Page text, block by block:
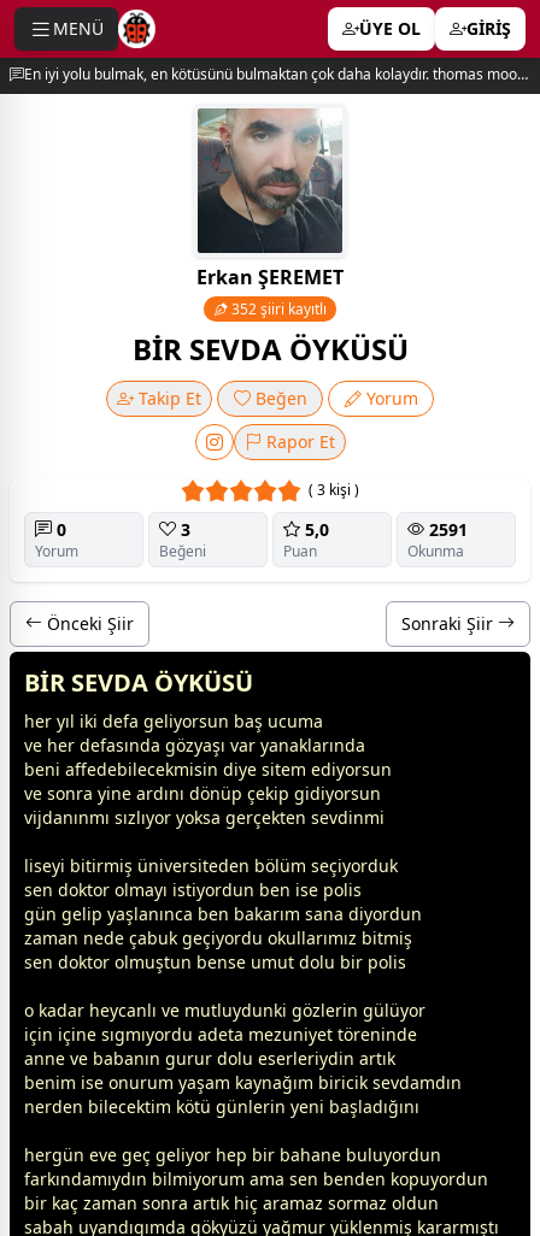
MENÜ ÜYE OL GİRİŞ
En iyi yolu bulmak, en kötüsünü bulmaktan çok daha kolaydır. thomas moore
Erkan ŞEREMET
352 şiiri kayıtlı
BİR SEVDA ÖYKÜSÜ
Takip Et Beğen
Yorum
Rapor Et
( 3 kişi )
0
Yorum
3
Beğeni
5,0
Puan
2591
Okunma
Önceki Şiir Sonraki Şiir
BİR SEVDA ÖYKÜSÜ
her yıl iki defa geliyorsun baş ucuma
ve her defasında gözyaşı var yanaklarında
beni affedebilecekmisin diye sitem ediyorsun
ve sonra yine ardını dönüp çekip gidiyorsun
vijdanınmı sızlıyor yoksa gerçekten sevdinmi
liseyi bitirmiş üniversiteden bölüm seçiyorduk
sen doktor olmayı istiyordun ben ise polis
gün gelip yaşlanınca ben bakarım sana diyordun
zaman nede çabuk geçiyordu okullarımız bitmiş
sen doktor olmuştun bense umut dolu bir polis
o kadar heycanlı ve mutluydunki gözlerin gülüyor
için içine sıgmıyordu adeta mezuniyet töreninde
anne ve babanın gurur dolu eserleriydin artık
benim ise onurum yaşam kaynağım biricik sevdamdın
nerden bilecektim kötü günlerin yeni başladığını
hergün eve geç geliyor hep bir bahane buluyordun
farkındamıydın bilmiyorum ama sen benden kopuyordun
bir kaç zaman sonra artık hiç aramaz sormaz oldun
sabah uyandıgımda gökyüzü yağmur yüklenmiş kararmıştı
menu